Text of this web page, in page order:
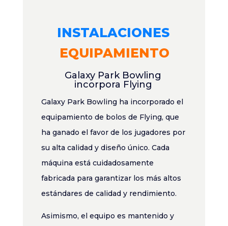
INSTALACIONES
EQUIPAMIENTO
Galaxy Park Bowling
incorpora Flying
Galaxy Park Bowling ha incorporado el
equipamiento de bolos de Flying, que
ha ganado el favor de los jugadores por
su alta calidad y diseño único. Cada
máquina está cuidadosamente
fabricada para garantizar los más altos
estándares de calidad y rendimiento.
Asimismo, el equipo es mantenido y